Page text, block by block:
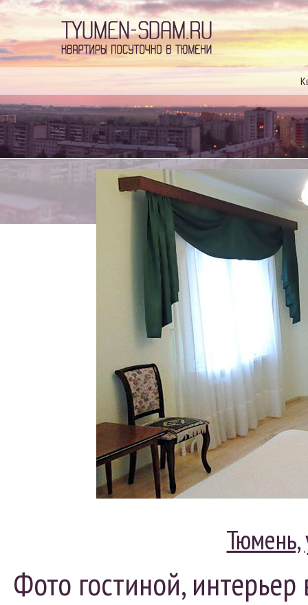
Квартиры посуточно
Тюмень,
Фото гостиной,